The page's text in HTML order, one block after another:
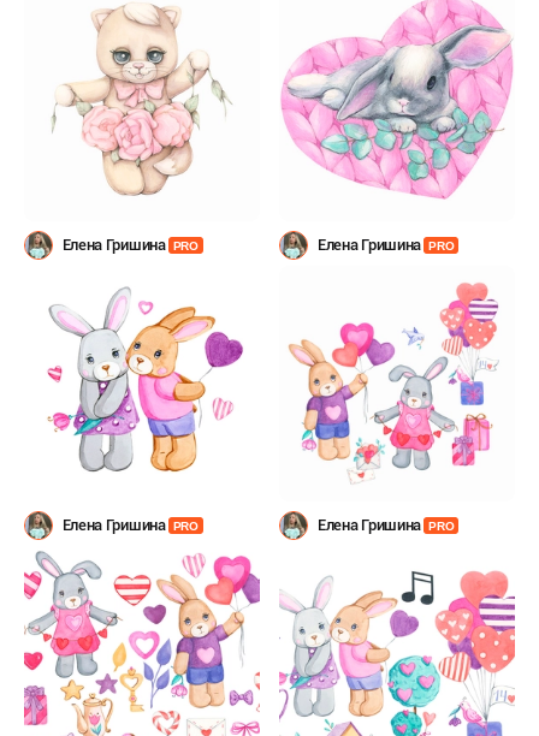
Елена Гришина PRO Елена Гришина PRO
Елена Гришина PRO Елена Гришина PRO